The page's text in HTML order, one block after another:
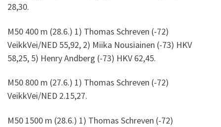
28,30.
M50 400 m (28.6.) 1) Thomas Schreven (-72)
VeikkVei/NED 55,92, 2) Miika Nousiainen (-73) HKV
58,25, 5) Henry Andberg (-73) HKV 62,45.
M50 800 m (27.6.) 1) Thomas Schreven (-72)
VeikkVei/NED 2.15,27.
M50 1500 m (28.6.) 1) Thomas Schreven (-72)